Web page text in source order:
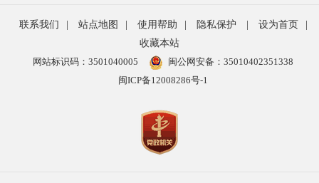
联系我们 站点地图 使用帮助 隐私保护 设为首页
收藏本站
网站标识码：3501040005
闽公网安备：35010402351338
闽ICP备12008286号-1